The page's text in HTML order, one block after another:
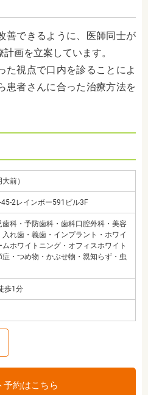
善できるように、医師同士が
画を立案しています。
た視点で口内を診ることによ
患者さんに合った治療方法を
前）
2レインボー591ビル3F
歯科・予防歯科・歯科口腔外科・美容
れ歯・義歯・インプラント・ホワイ
ムホワイトニング・オフィスホワイト
症・つめ物・かぶせ物・親知らず・虫
歩1分
予約はこちら